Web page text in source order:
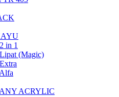
in 1
(Magic)
ACRYLIC